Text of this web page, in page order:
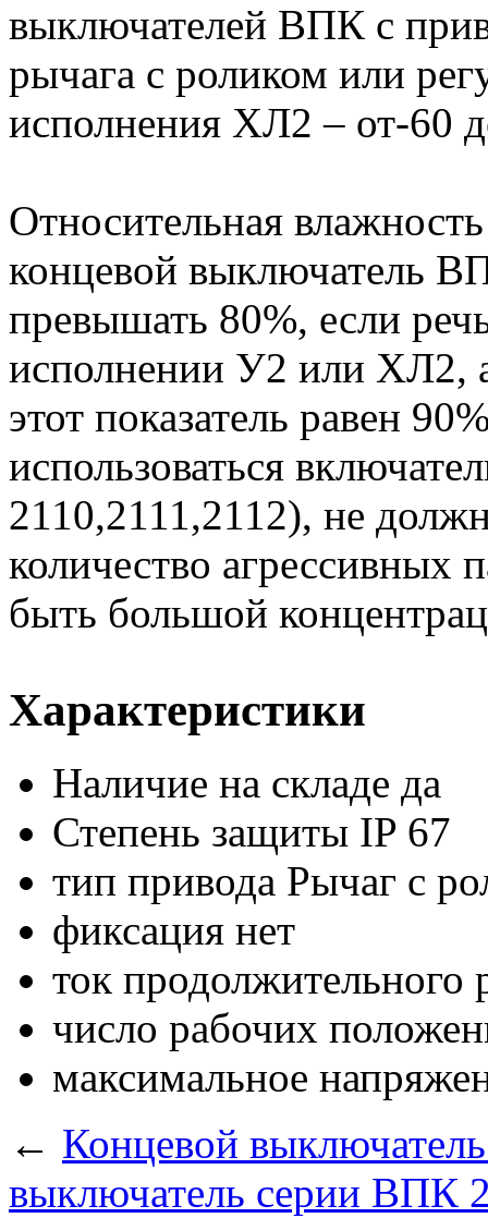
выключателей ВПК с
рычага с роликом или
исполнения ХЛ2 – от-60
Относительная
концевой выключатель
превышать 80%, если
исполнении У2 или ХЛ2,
этот показатель равен
использоваться
2110,2111,2112), не
количество агрессивных
быть большой
Характеристики
Наличие на складе да
Степень защиты IP 67
тип привода Рычаг с
фиксация нет
ток
число рабочих
максимальное
← Концевой
выключатель серии ВПК